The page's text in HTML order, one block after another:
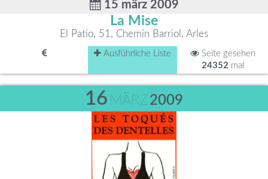
15 märz 2009
La Mise
El Patio, 51, Chemin Barriol, Arles
Ausführliche Liste
Seite gesehen
24352 mal
16 MÄRZ 2009